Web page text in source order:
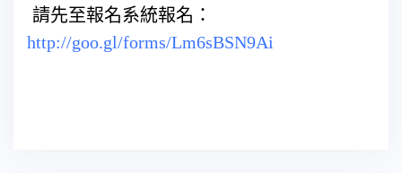
請先至報名系統報名：
http://goo.gl/forms/Lm6sBSN9Ai